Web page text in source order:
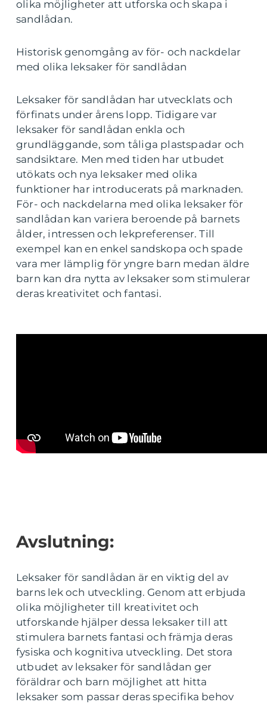
olika möjligheter att utforska och skapa i
sandlådan.
Historisk genomgång av för- och nackdelar
med olika leksaker för sandlådan
Leksaker för sandlådan har utvecklats och
förfinats under årens lopp. Tidigare var
leksaker för sandlådan enkla och
grundläggande, som tåliga plastspadar och
sandsiktare. Men med tiden har utbudet
utökats och nya leksaker med olika
funktioner har introducerats på marknaden.
För- och nackdelarna med olika leksaker för
sandlådan kan variera beroende på barnets
ålder, intressen och lekpreferenser. Till
exempel kan en enkel sandskopa och spade
vara mer lämplig för yngre barn medan äldre
barn kan dra nytta av leksaker som stimulerar
deras kreativitet och fantasi.
Avslutning:
Leksaker för sandlådan är en viktig del av
barns lek och utveckling. Genom att erbjuda
olika möjligheter till kreativitet och
utforskande hjälper dessa leksaker till att
stimulera barnets fantasi och främja deras
fysiska och kognitiva utveckling. Det stora
utbudet av leksaker för sandlådan ger
föräldrar och barn möjlighet att hitta
leksaker som passar deras specifika behov